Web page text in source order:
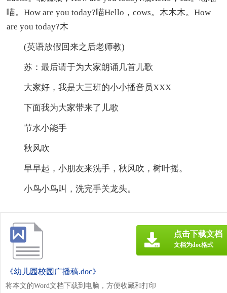
喵。How are you today?喵Hello，cows。木木木。How
are you today?木
(英语放假回来之后老师教)
苏：最后请于为大家朗诵几首儿歌
大家好，我是大三班的小小播音员XXX
下面我为大家带来了儿歌
节水小能手
秋风吹
早早起，小朋友来洗手，秋风吹，树叶摇。
小鸟小鸟叫，洗完手关龙头。
《幼儿园校园广播稿.doc》
将本文的Word文档下载到电脑，方便收藏和打印
点击下载文档
文档为doc格式